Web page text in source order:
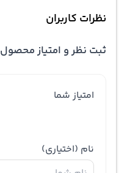
نظرات کاربران
ثبت نظر و امتیاز محصول
امتیاز شما
نام (اختیاری)